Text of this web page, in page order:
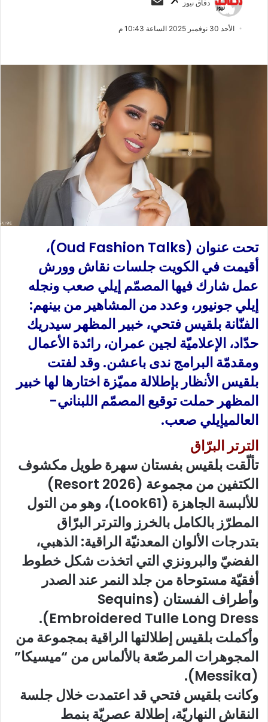
دفاق نيوز
ب
ل
ى
X
س
ر
ي
د
ا
إ
ل
ك
ت
ر
و
ن
ي
ا
الأحد 30 نوفمبر 2025 الساعة 10:43 م
تحت عنوان (Oud Fashion Talks)،
أقيمت في الكويت جلسات نقاش وورش
عمل شارك فيها المصمّم إيلي صعب ونجله
إيلي جونيور، وعدد من المشاهير من بينهم:
الفنّانة بلقيس فتحي، خبير المظهر سيدريك
حدّاد، الإعلاميّة لجين عمران، رائدة الأعمال
ومقدمّة البرامج ندى باعشن. وقد لفتت
بلقيس الأنظار بإطلالة مميّزة اختارها لها خبير
المظهر حملت توقيع المصمّم اللبناني-
العالميإيلي صعب.
الترتر البرّاق
تألّقت بلقيس بفستان سهرة طويل مكشوف
الكتفين من مجموعة (Resort 2026)
للألبسة الجاهزة (Look61)، وهو من التول
المطرّز بالكامل بالخرز والترتر البرّاق
بتدرجات الألوان المعدنيّة الراقية: الذهبي،
الفضيّ والبرونزي التي اتخذت شكل خطوط
أفقيّة مستوحاة من جلد النمر عند الصدر
وأطراف الفستان (Sequins
Embroidered Tulle Long Dress).
وأكملت بلقيس إطلالتها الراقية بمجموعة من
المجوهرات المرصّعة بالألماس من “ميسيكا”
(Messika).
وكانت بلقيس فتحي قد اعتمدت خلال جلسة
النقاش النهاريّة، إطلالة عصريّة بنمط